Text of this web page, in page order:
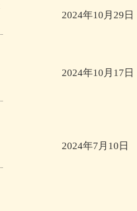
2024年10月29日
2024年10月17日
2024年7月10日